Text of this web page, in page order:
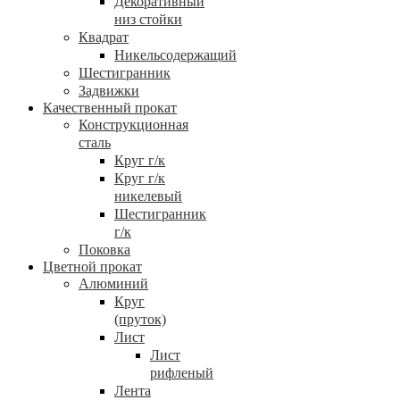
низ стойки
Квадрат
Никельсодержащий
Шестигранник
Задвижки
Качественный прокат
Конструкционная
сталь
Круг г/к
Круг г/к
никелевый
Шестигранник
г/к
Поковка
Цветной прокат
Алюминий
Круг
(пруток)
Лист
Лист
рифленый
Лента